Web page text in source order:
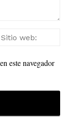
este navegador